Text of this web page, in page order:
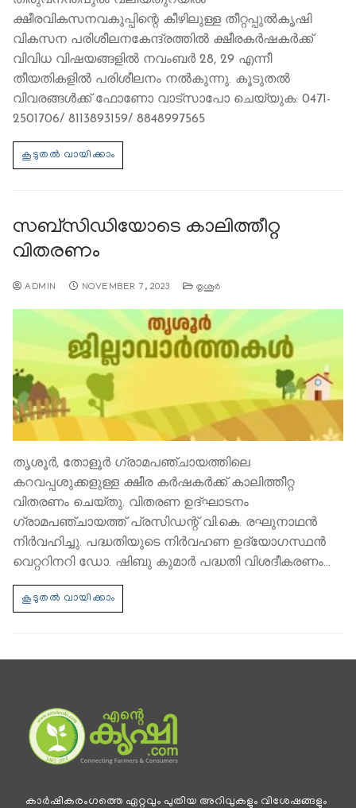
ക്ഷീരവികസനവകുപ്പിന്റെ കീഴിലുള്ള തീറ്റപ്പുല്‍കൃഷി
വികസന പരിശീലനകേന്ദ്രത്തില്‍ ക്ഷീരകര്‍ഷകര്‍ക്ക്
വിവിധ വിഷയങ്ങളില്‍ നവംബര്‍ 28, 29 എന്നീ
തീയതികളില്‍ പരിശീലനം നല്‍കുന്നു. കൂടുതല്‍
വിവരങ്ങള്‍ക്ക് ഫോണോ വാട്സാപോ ചെയ്യുക: 0471-
2501706/ 8113893159/ 8848997565
സബ്‌സിഡിയോടെ കാലിത്തീറ്റ
വിതരണം
ADMIN NOVEMBER 7, 2023 തൃശൂര്‍
തൃശൂർ, തോളൂര്‍ ഗ്രാമപഞ്ചായത്തിലെ
കറവപ്പശുക്കളുള്ള ക്ഷീര കര്‍ഷകര്‍ക്ക് കാലിത്തീറ്റ
വിതരണം ചെയ്തു. വിതരണ ഉദ്ഘാടനം
ഗ്രാമപഞ്ചായത്ത് പ്രസിഡന്റ് വി.കെ. രഘുനാഥന്‍
നിര്‍വഹിച്ചു. പദ്ധതിയുടെ നിര്‍വഹണ ഉദ്യോഗസ്ഥന്‍
വെറ്ററിനറി ഡോ. ഷിബു കുമാര്‍ പദ്ധതി വിശദീകരണം…
കാര്‍ഷികരംഗത്തെ ഏറ്റവും പുതിയ അറിവുകളും വിശേഷങ്ങളും